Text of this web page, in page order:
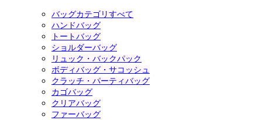
バッグカテゴリすべて
ハンドバッグ
トートバッグ
ショルダーバッグ
リュック・バックパック
ボディバッグ・サコッシュ
クラッチ・パーティバッグ
カゴバッグ
クリアバッグ
ファーバッグ